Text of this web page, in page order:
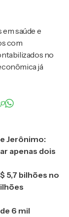
saúde e
com
no
já
Jerônimo:
apenas dois
5,7 bilhões no
6 mil